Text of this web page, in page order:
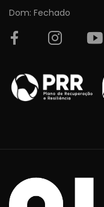
Dom: Fechado